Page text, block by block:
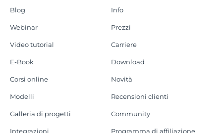
Blog
Webinar
Video tutorial
E-Book
Corsi online
Modelli
Galleria di progetti
Integrazioni
Info
Prezzi
Carriere
Download
Novità
Recensioni clienti
Community
Programma di affiliazione